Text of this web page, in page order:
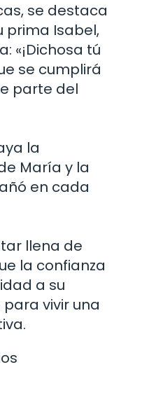
se destaca
prima Isabel,
«¡Dichosa tú
se cumplirá
parte del
la
María y la
en cada
llena de
la confianza
a su
vivir una